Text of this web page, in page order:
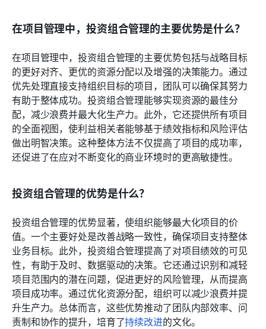
在项目管理中，投资组合管理的主要优势是什么？
在项目管理中，投资组合管理的主要优势包括与战略目标
的更好对齐、更优的资源分配以及增强的决策能力。通过
优先处理直接支持组织目标的项目，团队可以确保其努力
有助于整体成功。投资组合管理能够实现资源的最佳分
配，减少浪费并最大化生产力。此外，它还提供所有项目
的全面视图，使利益相关者能够基于绩效指标和风险评估
做出明智决策。这种整体方法不仅提高了项目的成功率，
还促进了在应对不断变化的商业环境时的更高敏捷性。
投资组合管理的优势是什么？
投资组合管理的优势显著，使组织能够最大化项目的价
值。一个主要好处是改善战略一致性，确保项目支持整体
业务目标。此外，投资组合管理提高了对项目绩效的可见
性，有助于及时、数据驱动的决策。它还通过识别和减轻
项目范围内的潜在问题，促进更好的风险管理，从而提高
项目成功率。通过优化资源分配，组织可以减少浪费并提
升生产力。总体而言，这些优势推动了团队内部效率、问
责制和协作的提升，培育了持续改进的文化。